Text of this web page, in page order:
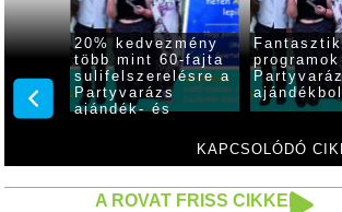
KAPCSOLÓDÓ
20% kedvezmény
több mint 60-fajta
sulifelszerelésre a
Partyvarázs
ajándék- és
A ROVAT FRISS CIKKEI